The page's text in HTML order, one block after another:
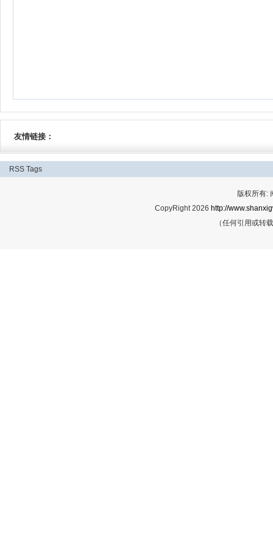
友情链接：
RSS Tags
版权所有:
CopyRight 2026 http://
（任何引用或转